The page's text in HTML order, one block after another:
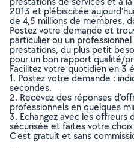
2013 et plébiscitée
de 4,5 millions de membres,
Postez votre demande et
particulier ou un
prestations, du plus petit
pour un bon rapport qualité/
Facilitez votre quotidien en 3
1. Postez votre demande :
secondes.
2. Recevez des réponses
professionnels en quelques
3. Echangez avec les offreurs
sécurisée et faites votre choix
C’est gratuit et sans